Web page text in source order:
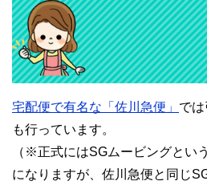
宅配便で有名な「佐川急便」 で
も行っています。
（※正式にはSGムービングとい
になりますが、佐川急便と同じ